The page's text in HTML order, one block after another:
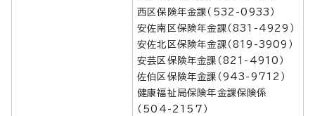
西区保険年金課（532-0933）
安佐南区保険年金課（831-4929）
安佐北区保険年金課（819-3909）
安芸区保険年金課（821-4910）
佐伯区保険年金課（943-9712）
健康福祉局保険年金課保険係
（504-2157）